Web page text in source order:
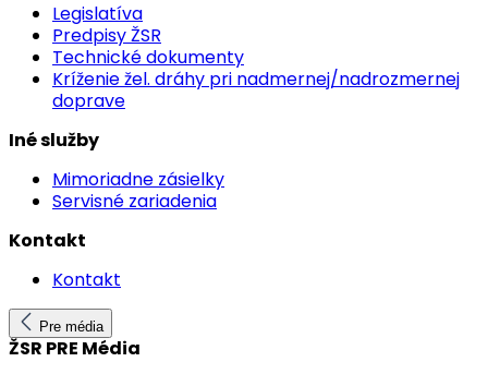
Legislatíva
Predpisy ŽSR
Technické dokumenty
Kríženie žel. dráhy pri nadmernej/nadrozmernej
doprave
Iné služby
Mimoriadne zásielky
Servisné zariadenia
Kontakt
Kontakt
Pre média
ŽSR PRE Média